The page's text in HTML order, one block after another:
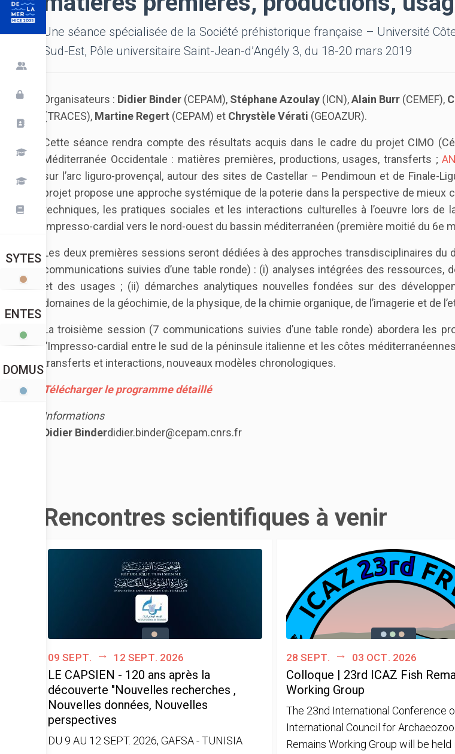
SYTES
ENTES
DOMUS
Une séance spécialisée de la Société préhistorique française – Université
Sud-Est, Pôle universitaire Saint-Jean-d’Angély 3, du 18-20 mars 2019
Organisateurs : Didier Binder (CEPAM), Stéphane Azoulay (ICN),Alain Burr (CEMEF),
(TRACES), Martine Regert (CEPAM) et Chrystèle Vérati (GEOAZUR).
Cette séance rendra compte des résultats acquis dans le cadre du projet CIMO
Méditerranée Occidentale : matières premières, productions, usages, transferts ;
sur l’arc liguro-provençal, autour des sites de Castellar – Pendimoun et de Finale-
projet propose une approche systémique de la poterie dans la perspective de mieux
techniques, les pratiques sociales et les interactions culturelles à l’oeuvre lors de
Impresso-cardial vers le nord-ouest du bassin méditerranéen (première moitié du 6e
Les deux premières sessions seront dédiées à des approches transdisciplinaires du
communications suivies d’une table ronde) : (i) analyses intégrées des ressources,
et des usages ; (ii) démarches analytiques nouvelles fondées sur des
domaines de la géochimie, de la physique, de la chimie organique, de l’imagerie et de
La troisième session (7 communications suivies d’une table ronde) abordera les
l’Impresso-cardial entre le sud de la péninsule italienne et les côtes
transferts et interactions, nouveaux modèles chronologiques.
Télécharger le programme détaillé
Informations
Didier Binderdidier.binder@cepam.cnrs.fr
Rencontres scientifiques à venir
09 sept. 12 sept. 2026
LE CAPSIEN - 120 ans après la
découverte "Nouvelles recherches ,
Nouvelles données, Nouvelles
perspectives
DU 9 AU 12 SEPT. 2026, GAFSA - TUNISIA
28 sept. 03 oct. 2026
Colloque | 23rd ICAZ Fish
Working Group
The 23nd International Conference
International Council for
Remains Working Group will be held